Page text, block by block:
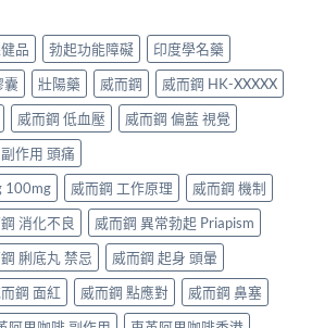
品 勃起功能障礙
印度學名藥
囊 壯陽藥 威而鋼
威而鋼 HK-XXXXX
威而鋼 低血壓
威而鋼 偏藍 視覺
作用 頭痛
100mg
威而鋼 工作原理
威而鋼 機制
消化不良
威而鋼 異常勃起 Priapism
脷底丸 禁忌
威而鋼 起身 頭暈
鋼 面紅 威而鋼 點應對
威而鋼 鼻塞